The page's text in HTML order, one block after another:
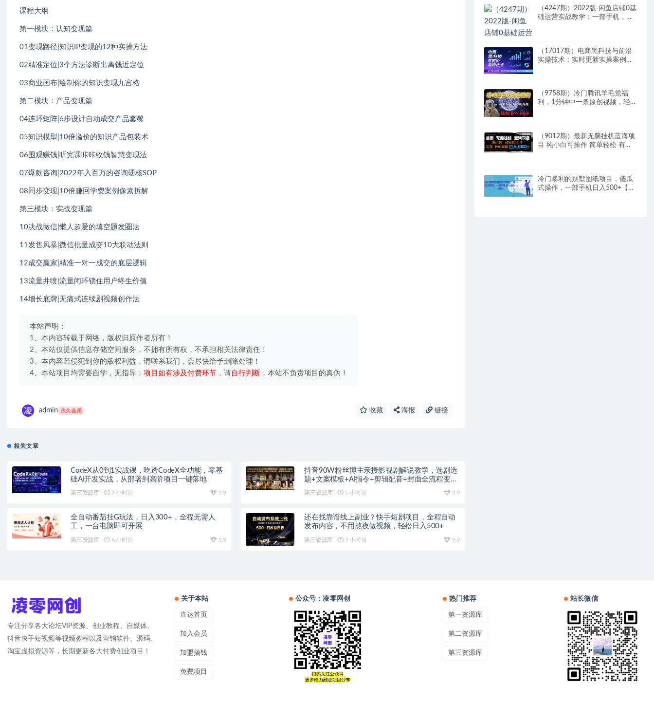
课程大纲
第一模块：认知变现篇
01变现路径|知识IP变现的12种实操方法
02精准定位|3个方法诊断出离钱近定位
03商业画布|绘制你的知识变现九宫格
第二模块：产品变现篇
04连环矩阵|6步设计自动成交产品套餐
05知识模型|10倍溢价的知识产品包装术
06围观赚钱|听完课咔咔收钱智慧变现法
07爆款咨询|2022年入百万的咨询硬核SOP
08同步变现|10倍赚回学费案例像素拆解
第三模块：实战变现篇
10决战微信|懒人超爱的填空题发圈法
11发售风暴|微信批量成交10大联动法则
12成交赢家|精准一对一成交的底层逻辑
13流量井喷|流量闭环锁住用户终生价值
14增长底牌|无痛式连续剧视频创作法
本站声明：
1、本内容转载于网络，版权归原作者所有！
2、本站仅提供信息存储空间服务，不拥有所有权，不承担相关法律责任！
3、本内容若侵犯到你的版权利益，请联系我们，会尽快给予删除处理！
4、本站项目均需要自学，无指导； 项目如有涉及付费环节 ，请自行判断 ，本站不负责项目的真伪！
admin 永久会员 收藏 海报 链接
相关文章
CodeX从0到1实战课，吃透CodeX全功能，零基
础AI开发实战，从部署到高阶项目一键落地
第三资源库 3 小时前 9.9
抖音90W粉丝博主亲授影视剧解说教学，选剧选
题+文案模板+AI指令+剪辑配音+封面全流程变
第三资源库 5 小时前 9.9
全自动番茄挂G玩法，日入300+，全程无需人
工，一台电脑即可开展
第三资源库 6 小时前 9.9
还在找靠谱线上副业？快手短剧项目，全程自动
发布内容，不用熬夜做视频，轻松日入500+
第三资源库 7 小时前 9.9
（4247期）2022版-闲鱼店铺0基
础运营实战教学：一部手机，一
（17017期）电商黑科技与前沿
实操技术：实时更新实操案例，
（9758期）冷门腾讯羊毛党福
利，1分钟中一条原创视频，轻
（9012期）最新无脑挂机蓝海项
目 纯小白可操作 简单轻松 有手
冷门暴利的别墅图纸项目，傻瓜
式操作，一部手机日入500+【揭
专注分享各大论坛VIP资源、创业教程、自媒体、
抖音快手短视频等视频教程以及营销软件、源码、
淘宝虚拟资源等，长期更新各大付费创业项目！
关于本站
直达首页
加入会员
加盟搞钱
免费项目
公众号：凌零网创 热门推荐
第一资源库
第二资源库
第三资源库
站长微信